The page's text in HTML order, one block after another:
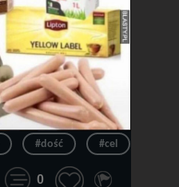
#dość #cel
0